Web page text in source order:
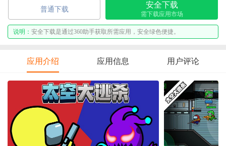
普通下载
安全下载
需下载应用市场
说明： 安全下载是通过360助手获取所需应用，安全绿色便捷。
应用介绍 应用信息 用户评论